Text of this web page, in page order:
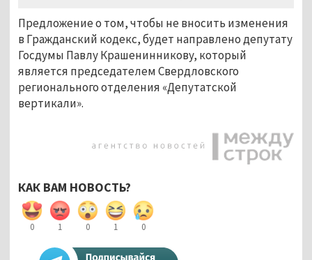
Предложение о том, чтобы не вносить изменения
в Гражданский кодекс, будет направлено депутату
Госдумы Павлу Крашенинникову, который
является председателем Свердловского
регионального отделения «Депутатской
вертикали».
КАК ВАМ НОВОСТЬ?
0 1 0 1 0